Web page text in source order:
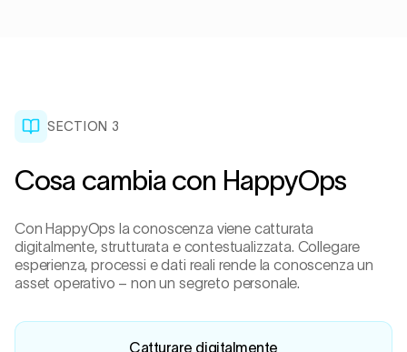
SECTION 3
Cosa cambia con HappyOps
Con HappyOps la conoscenza viene catturata
digitalmente, strutturata e contestualizzata. Collegare
esperienza, processi e dati reali rende la conoscenza un
asset operativo – non un segreto personale.
Catturare digitalmente